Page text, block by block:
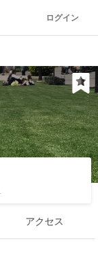
ログイン
アクセス